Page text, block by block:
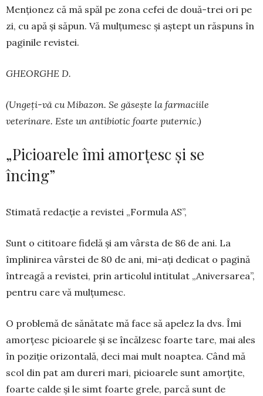
Menționez că mă spăl pe zona cefei de două-trei ori pe
zi, cu apă și săpun. Vă mulțumesc și aștept un răspuns în
paginile revistei.
GHEORGHE D.
(Ungeți-vă cu Mibazon. Se găsește la farmaciile
veterinare. Este un antibiotic foarte puternic.)
„Picioarele îmi amorțesc și se
încing”
Stimată redacție a revistei „Formula AS”,
Sunt o citi­toare fidelă și am vârsta de 86 de ani. La
împlinirea vârstei de 80 de ani, mi-ați de­dicat o pagină
întreagă a revistei, prin articolul intitulat „Aniversarea”,
pentru care vă mulțu­mesc.
O problemă de sănătate mă face să apelez la dvs. Îmi
amorțesc picioarele și se încălzesc foarte tare, mai ales
în poziție orizontală, deci mai mult noaptea. Când mă
scol din pat am dureri mari, picioarele sunt amor­țite,
foarte calde și le simt foarte grele, parcă sunt de